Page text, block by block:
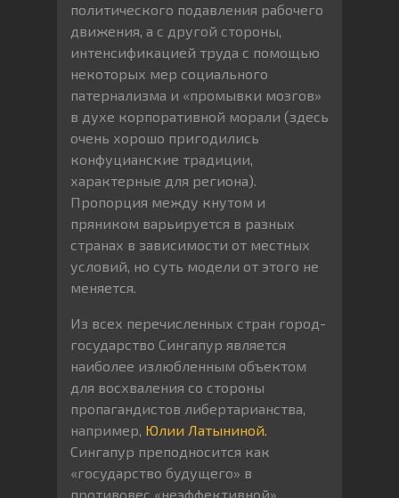
политического подавления рабочего
движения, а с другой стороны,
интенсификацией труда с помощью
некоторых мер социального
патернализма и «промывки мозгов»
в духе корпоративной морали (здесь
очень хорошо пригодились
конфуцианские традиции,
характерные для региона).
Пропорция между кнутом и
пряником варьируется в разных
странах в зависимости от местных
условий, но суть модели от этого не
меняется.
Из всех перечисленных стран город-
государство Сингапур является
наиболее излюбленным объектом
для восхваления со стороны
пропагандистов либертарианства,
например, Юлии Латыниной.
Сингапур преподносится как
«государство будущего» в
противовес «неэффективной»